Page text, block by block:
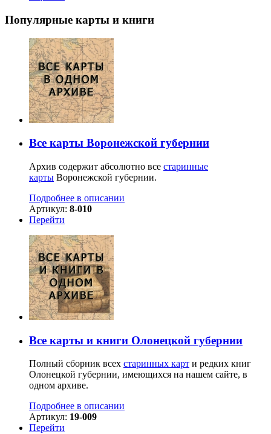
Популярные карты и книги
Все карты Воронежской губернии
Архив содержит абсолютно все старинные
карты Воронежской губернии.
Подробнее в описании
Артикул: 8-010
Перейти
Все карты и книги Олонецкой губернии
Полный сборник всех старинных карт и редких книг
Олонецкой губернии, имеющихся на нашем сайте, в
одном архиве.
Подробнее в описании
Артикул: 19-009
Перейти